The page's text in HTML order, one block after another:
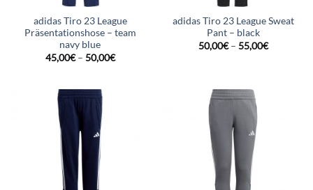
adidas Tiro 23 League
Präsentationshose – team
navy blue
45,00€– 50,00€
adidas Tiro 23 League Sweat
Pant – black
50,00€– 55,00€